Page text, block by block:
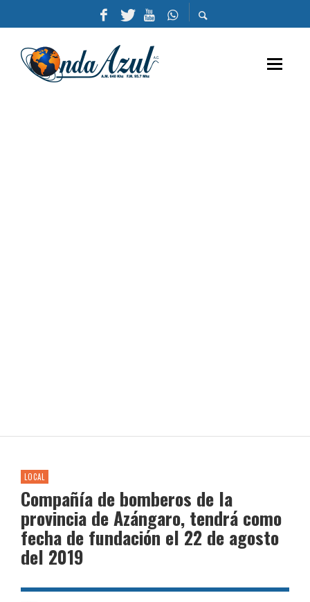
LOCAL
Compañía de bomberos de la
provincia de Azángaro, tendrá como
fecha de fundación el 22 de agosto
del 2019